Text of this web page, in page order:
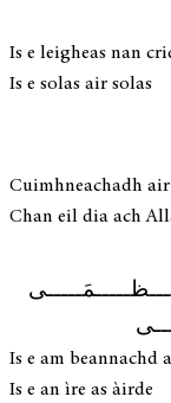
Is e leigheas nan
Is e solas air solas
Cuimhneachadh
Chan eil dia ach
Is e am beannachd
Is e an ìre as àirde